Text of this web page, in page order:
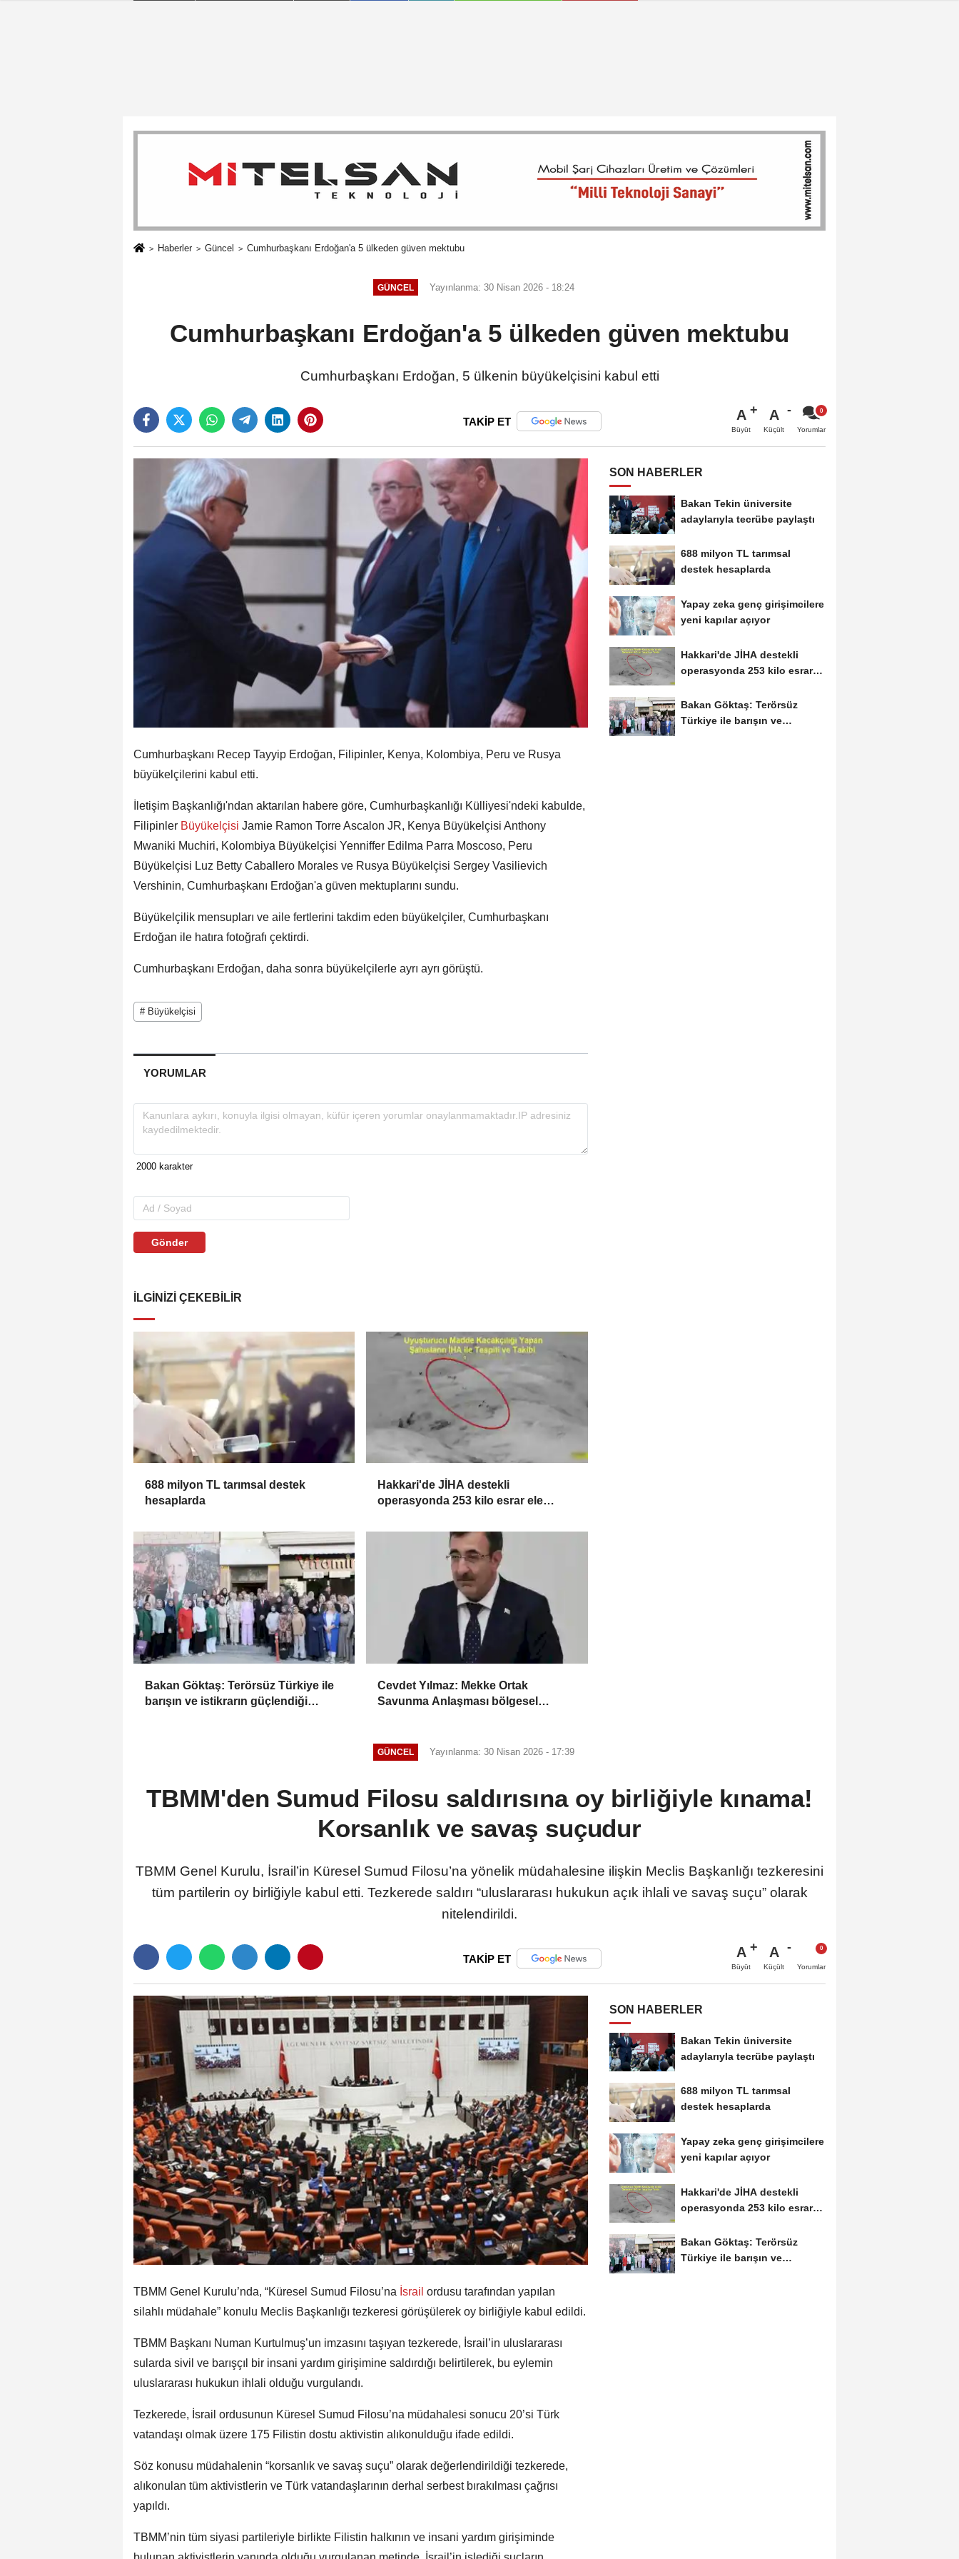
Haberler Güncel Cumhurbaşkanı Erdoğan'a 5 ülkeden güven mektubu
GÜNCEL Yayınlanma: 30 Nisan 2026 - 18:24
Cumhurbaşkanı Erdoğan'a 5 ülkeden güven mektubu
Cumhurbaşkanı Erdoğan, 5 ülkenin büyükelçisini kabul etti
TAKİP ET A
Büyüt
A
Küçült Yorumlar
Cumhurbaşkanı Recep Tayyip Erdoğan, Filipinler, Kenya, Kolombiya, Peru ve Rusya
büyükelçilerini kabul etti.
İletişim Başkanlığı'ndan aktarılan habere göre, Cumhurbaşkanlığı Külliyesi'ndeki kabulde,
Filipinler Büyükelçisi Jamie Ramon Torre Ascalon JR, Kenya Büyükelçisi Anthony
Mwaniki Muchiri, Kolombiya Büyükelçisi Yenniffer Edilma Parra Moscoso, Peru
Büyükelçisi Luz Betty Caballero Morales ve Rusya Büyükelçisi Sergey Vasilievich
Vershinin, Cumhurbaşkanı Erdoğan'a güven mektuplarını sundu.
Büyükelçilik mensupları ve aile fertlerini takdim eden büyükelçiler, Cumhurbaşkanı
Erdoğan ile hatıra fotoğrafı çektirdi.
Cumhurbaşkanı Erdoğan, daha sonra büyükelçilerle ayrı ayrı görüştü.
# Büyükelçisi
YORUMLAR
Gönder
İLGINIZI ÇEKEBILIR
688 milyon TL tarımsal destek
hesaplarda
Hakkari'de JİHA destekli
operasyonda 253 kilo esrar ele
Bakan Göktaş: Terörsüz Türkiye ile
barışın ve istikrarın güçlendiği
Cevdet Yılmaz: Mekke Ortak
Savunma Anlaşması bölgesel
SON HABERLER
Bakan Tekin üniversite
adaylarıyla tecrübe paylaştı
688 milyon TL tarımsal
destek hesaplarda
Yapay zeka genç girişimcilere
yeni kapılar açıyor
Hakkari'de JİHA destekli
operasyonda 253 kilo esrar
Bakan Göktaş: Terörsüz
Türkiye ile barışın ve
GÜNCEL Yayınlanma: 30 Nisan 2026 - 17:39
TBMM'den Sumud Filosu saldırısına oy birliğiyle kınama!
Korsanlık ve savaş suçudur
TBMM Genel Kurulu, İsrail’in Küresel Sumud Filosu’na yönelik müdahalesine ilişkin Meclis Başkanlığı tezkeresini
tüm partilerin oy birliğiyle kabul etti. Tezkerede saldırı “uluslararası hukukun açık ihlali ve savaş suçu” olarak
nitelendirildi.
TAKİP ET A
Büyüt
A
Küçült Yorumlar
TBMM Genel Kurulu’nda, “Küresel Sumud Filosu’na İsrail ordusu tarafından yapılan
silahlı müdahale” konulu Meclis Başkanlığı tezkeresi görüşülerek oy birliğiyle kabul edildi.
TBMM Başkanı Numan Kurtulmuş’un imzasını taşıyan tezkerede, İsrail’in uluslararası
sularda sivil ve barışçıl bir insani yardım girişimine saldırdığı belirtilerek, bu eylemin
uluslararası hukukun ihlali olduğu vurgulandı.
Tezkerede, İsrail ordusunun Küresel Sumud Filosu’na müdahalesi sonucu 20’si Türk
vatandaşı olmak üzere 175 Filistin dostu aktivistin alıkonulduğu ifade edildi.
Söz konusu müdahalenin “korsanlık ve savaş suçu” olarak değerlendirildiği tezkerede,
alıkonulan tüm aktivistlerin ve Türk vatandaşlarının derhal serbest bırakılması çağrısı
yapıldı.
TBMM’nin tüm siyasi partileriyle birlikte Filistin halkının ve insani yardım girişiminde
SON HABERLER
Bakan Tekin üniversite
adaylarıyla tecrübe paylaştı
688 milyon TL tarımsal
destek hesaplarda
Yapay zeka genç girişimcilere
yeni kapılar açıyor
Hakkari'de JİHA destekli
operasyonda 253 kilo esrar
Bakan Göktaş: Terörsüz
Türkiye ile barışın ve